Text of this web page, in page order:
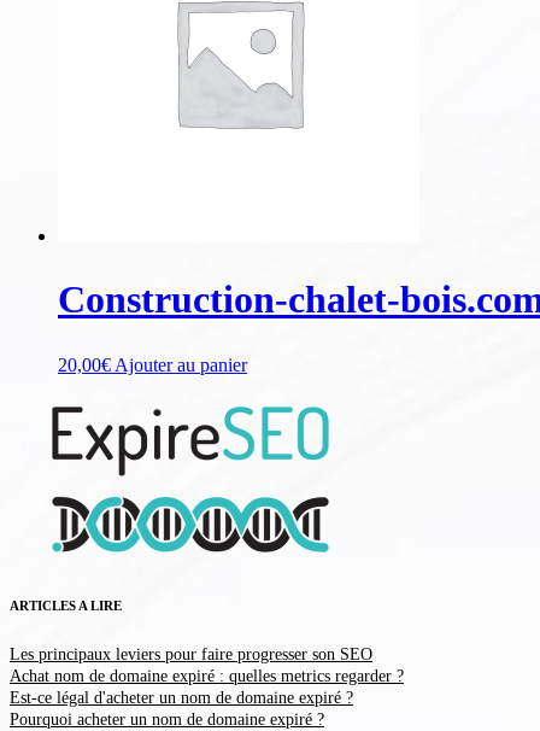
Construction-chalet-
20,00€ Ajouter au panier
ARTICLES A LIRE
Les principaux leviers pour faire progresser son SEO
Achat nom de domaine expiré : quelles metrics regarder ?
Est-ce légal d'acheter un nom de domaine expiré ?
Pourquoi acheter un nom de domaine expiré ?